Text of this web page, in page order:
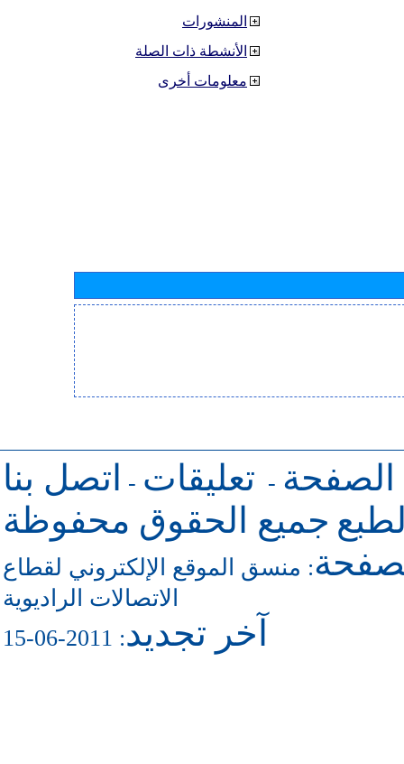
المنشورات
الأنشطة ذات الصلة
معلومات أخرى
الصفحة - تعليقات -
اتصل بنا
جميع الحقوق محفوظة
: منسق الموقع الإلكتروني لقطاع
الاتصالات الراديوية
آخر تجديد: 2011-06-15